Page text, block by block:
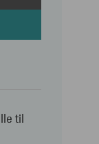
til